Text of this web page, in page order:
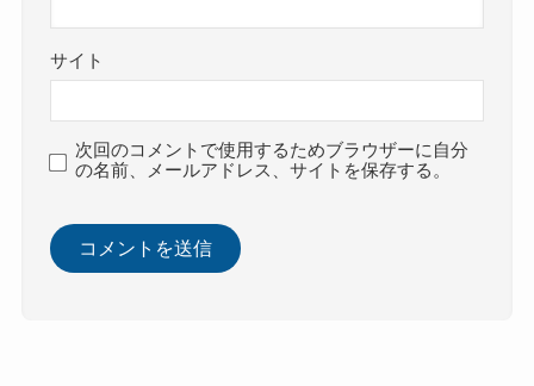
サイト
次回のコメントで使用するためブラウザーに自分
の名前、メールアドレス、サイトを保存する。